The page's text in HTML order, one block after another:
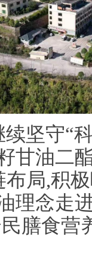
坚守“
甘油二
局,积
理念走
膳食营